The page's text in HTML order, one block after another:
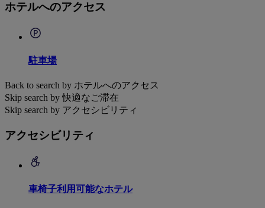
ホテルへのアクセス
駐車場
Back to search by ホテルへのアクセス
Skip search by 快適なご滞在
Skip search by アクセシビリティ
アクセシビリティ
車椅子利用可能なホテル